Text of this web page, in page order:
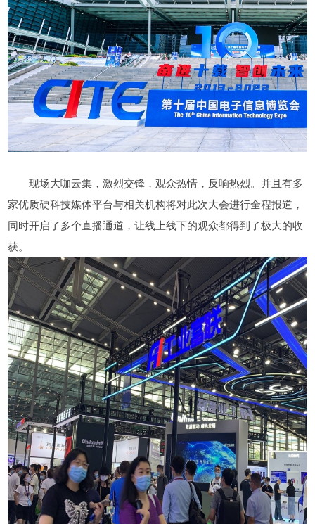
现场大咖云集，激烈交锋，观众热情，反响热烈。并且有多
家优质硬科技媒体平台与相关机构将对此次大会进行全程报道，
同时开启了多个直播通道，让线上线下的观众都得到了极大的收
获。